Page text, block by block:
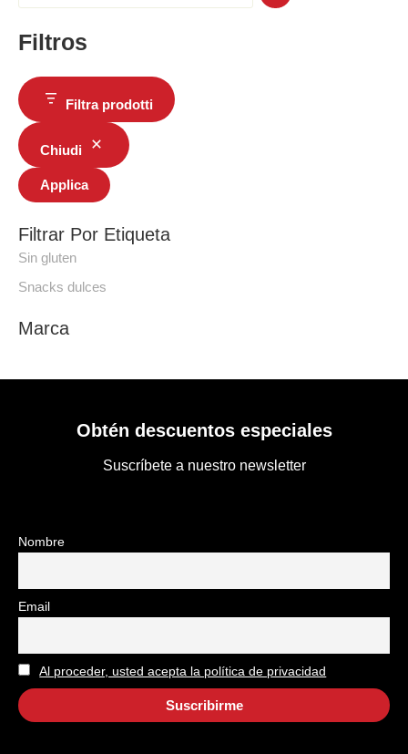
Filtros
Filtra prodotti
Chiudi
Applica
Filtrar Por Etiqueta
Sin gluten
Snacks dulces
Marca
Obtén descuentos especiales
Suscríbete a nuestro newsletter
Nombre
Email
Al proceder, usted acepta la política de privacidad